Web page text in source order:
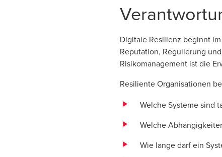
Digitale Resilienz beginnt
Reputation, Regulierung
Risikomanagement ist die
Resiliente Organisationen
Welche Systeme sind
Welche
Wie lange darf ein